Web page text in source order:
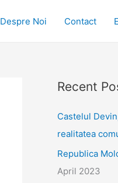
Despre Noi Contact
Recent
Castelul
realitatea
Republica
April 2023